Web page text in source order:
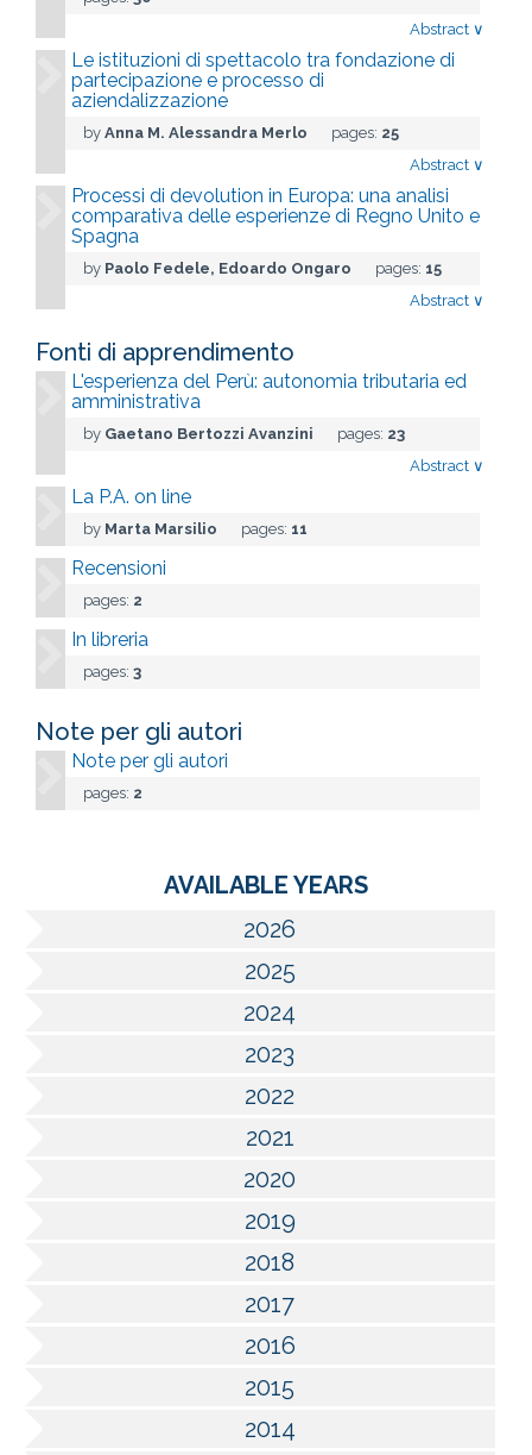
Abstract ∨
Le istituzioni di spettacolo tra fondazione di
partecipazione e processo di
aziendalizzazione
by Anna M. Alessandra Merlo pages: 25
Abstract ∨
Processi di devolution in Europa: una analisi
comparativa delle esperienze di Regno Unito e
Spagna
by Paolo Fedele, Edoardo Ongaro pages: 15
Abstract ∨
Fonti di apprendimento
L'esperienza del Perù: autonomia tributaria ed
amministrativa
by Gaetano Bertozzi Avanzini pages: 23
Abstract ∨
La P.A. on line
by Marta Marsilio pages: 11
Recensioni
pages: 2
In libreria
pages: 3
Note per gli autori
Note per gli autori
pages: 2
AVAILABLE YEARS
2026
2025
2024
2023
2022
2021
2020
2019
2018
2017
2016
2015
2014